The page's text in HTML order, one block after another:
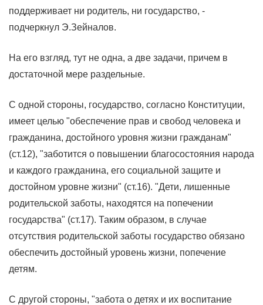
поддерживает ни родитель, ни государство, -
подчеркнул Э.Зейналов.
На его взгляд, тут не одна, а две задачи, причем в
достаточной мере раздельные.
С одной стороны, государство, согласно Конституции,
имеет целью "обеспечение прав и свобод человека и
гражданина, достойного уровня жизни гражданам"
(ст.12), "заботится о повышении благосостояния народа
и каждого гражданина, его социальной защите и
достойном уровне жизни" (ст.16). "Дети, лишенные
родительской заботы, находятся на попечении
государства" (ст.17). Таким образом, в случае
отсутствия родительской заботы государство обязано
обеспечить достойный уровень жизни, попечение
детям.
С другой стороны, "забота о детях и их воспитание